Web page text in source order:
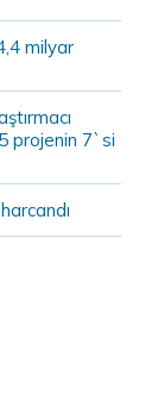
milyar
projenin 7`si